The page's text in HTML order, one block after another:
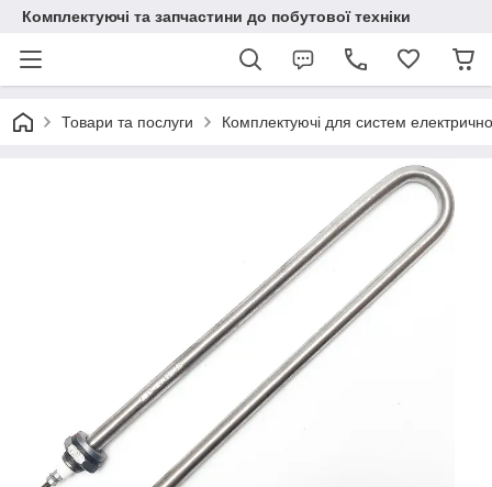
Комплектуючі та запчастини до побутової техніки
Товари та послуги Комплектуючі для систем